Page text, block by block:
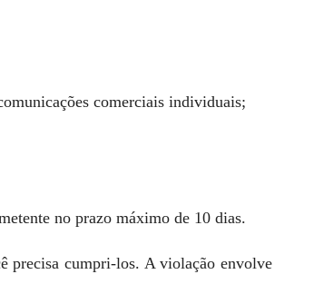
comerciais individuais;
no prazo máximo de 10 dias.
precisa cumpri-los. A violação envolve